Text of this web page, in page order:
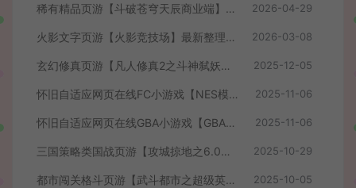
稀有精品页游【斗破苍穹天辰商业端】最新整理单机一键即玩镜像端+Linux手工服务端+管理后台+详细搭建教程+视频教程 2026-04-29
火影文字页游【火影竞技场】最新整理WIN系服务端+管理后台+详细搭建教程 2026-03-08
玄幻修真页游【凡人修真2之斗神弑妖】最新整理WIN系服务端+GM工具+详细搭建教程+外网教程 2025-12-05
怀旧自适应网页在线FC小游戏【NES模拟器】最新整理WIN系服务端+Linux手工服务端+管理后台+支持手柄+存档 2025-11-06
怀旧自适应网页在线GBA小游戏【GBA模拟器】最新整理WIN系服务端+Linux手工服务端+管理后台+支持手柄+存档 2025-11-06
三国策略类国战页游【攻城掠地之6.0东吴大帝版】最新整理WIN系服务端+管理后台+详细外网教程 2025-10-29
都市闯关格斗页游【武斗都市之超级英雄】最新整理Win系服务端+货币修改教程+详细外网搭建教程 2025-10-05